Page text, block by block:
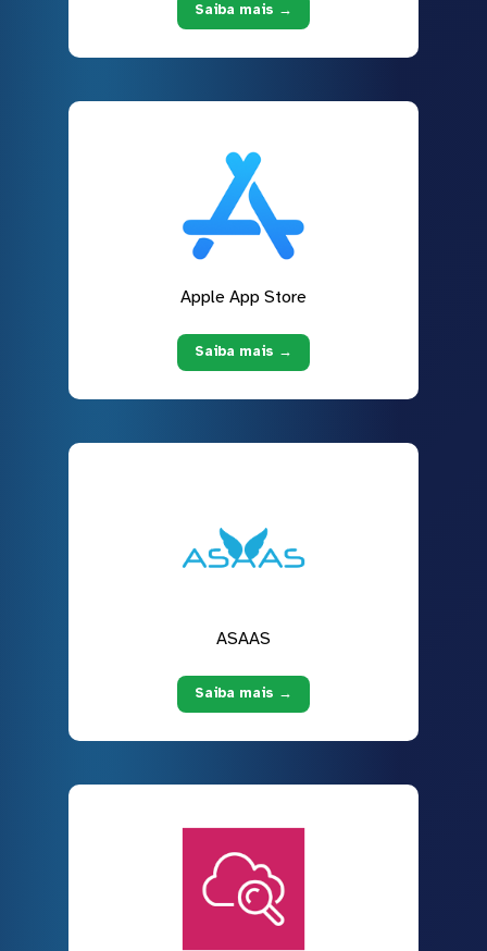
Saiba mais →
Apple App Store
Saiba mais →
ASAAS
Saiba mais →